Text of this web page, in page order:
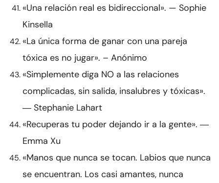
«Una relación real es bidireccional». — Sophie
Kinsella
«La única forma de ganar con una pareja
tóxica es no jugar». – Anónimo
«Simplemente diga NO a las relaciones
complicadas, sin salida, insalubres y tóxicas».
― Stephanie Lahart
«Recuperas tu poder dejando ir a la gente». ―
Emma Xu
«Manos que nunca se tocan. Labios que nunca
se encuentran. Los casi amantes, nunca